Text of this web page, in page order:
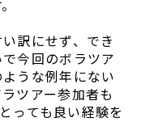
訳にせず、でき
今回のボラツア
うな例年にない
ツアー参加者も
っても良い経験を